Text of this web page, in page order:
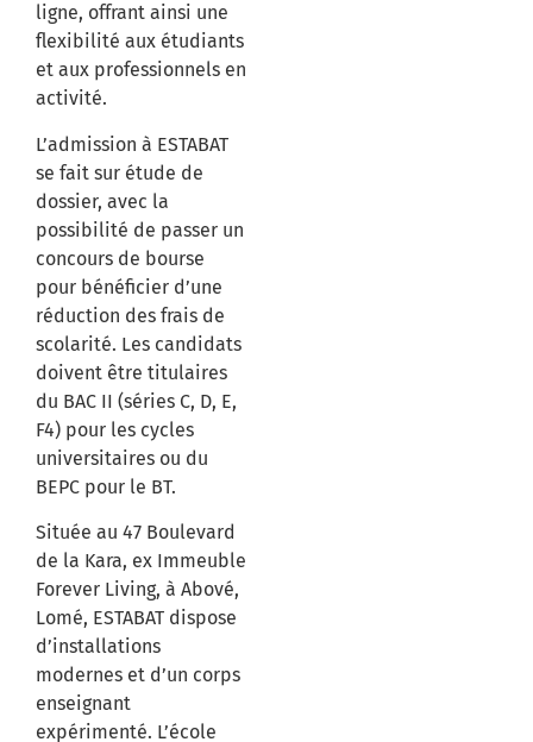
ligne, offrant ainsi une
flexibilité aux étudiants
et aux professionnels en
activité.
L’admission à ESTABAT
se fait sur étude de
dossier, avec la
possibilité de passer un
concours de bourse
pour bénéficier d’une
réduction des frais de
scolarité. Les candidats
doivent être titulaires
du BAC II (séries C, D, E,
F4) pour les cycles
universitaires ou du
BEPC pour le BT.
Située au 47 Boulevard
de la Kara, ex Immeuble
Forever Living, à Abové,
Lomé, ESTABAT dispose
d’installations
modernes et d’un corps
enseignant
expérimenté. L’école